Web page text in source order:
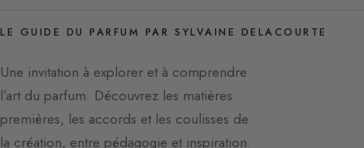
LE GUIDE DU PARFUM PAR SYLVAINE DELACOURTE
Une invitation à explorer et à comprendre
l’art du parfum. Découvrez les matières
premières, les accords et les coulisses de
la création, entre pédagogie et inspiration.